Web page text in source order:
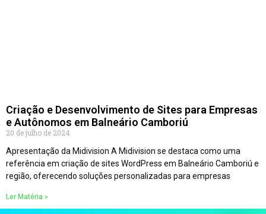
Criação e Desenvolvimento de Sites para Empresas
e Autônomos em Balneário Camboriú
20 de julho de 2024
Apresentação da Midivision A Midivision se destaca como uma
referência em criação de sites WordPress em Balneário Camboriú e
região, oferecendo soluções personalizadas para empresas
Ler Matéria »